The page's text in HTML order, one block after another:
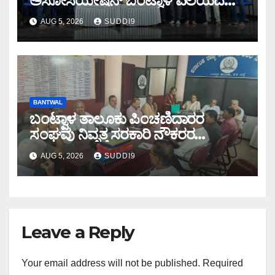
ವಾರ್ಷಿಕ ಸಭೆ
AUG 5, 2026 SUDDI9
BANTWAL
ಬಂಟ್ವಾಳ ತಾಲೂಕು ಪಿಂಚಣಿದಾರರ
ಸಂಘವು ನಿವೃತ್ತ ಸರಕಾರಿ ನೌಕರರ
ಸಂಘವಾಗಿ ನೋಂದಾವಣೆ
AUG 5, 2026 SUDDI9
Leave a Reply
Your email address will not be published. Required